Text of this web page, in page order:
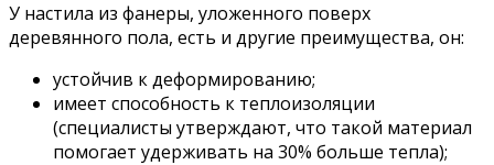
У настила из фанеры, уложенного поверх
деревянного пола, есть и другие преимущества, он:
устойчив к деформированию;
имеет способность к теплоизоляции
(специалисты утверждают, что такой материал
помогает удерживать на 30% больше тепла);